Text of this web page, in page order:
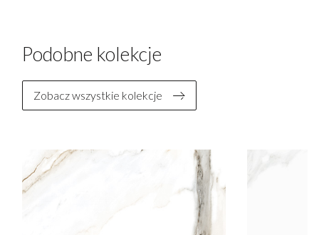
Podobne kolekcje
Zobacz wszystkie kolekcje